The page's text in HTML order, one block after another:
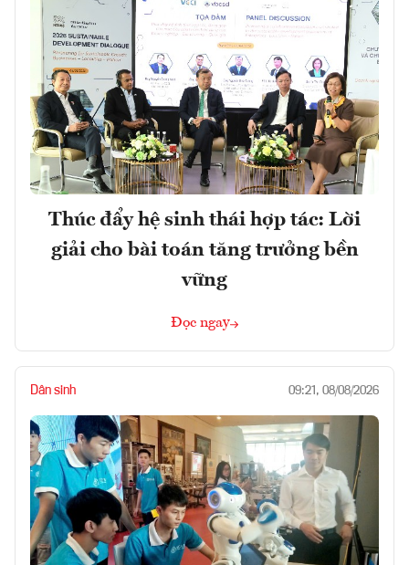
Thúc đẩy hệ sinh thái hợp tác: Lời
giải cho bài toán tăng trưởng bền
vững
Đọc ngay
Dân sinh 09:21, 08/08/2026